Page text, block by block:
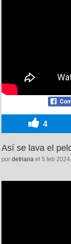
4
Así se lava el
por detriana el 5 feb